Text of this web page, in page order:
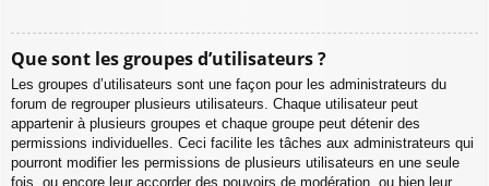
Que sont les groupes d’utilisateurs ?
Les groupes d’utilisateurs sont une façon pour les administrateurs du
forum de regrouper plusieurs utilisateurs. Chaque utilisateur peut
appartenir à plusieurs groupes et chaque groupe peut détenir des
permissions individuelles. Ceci facilite les tâches aux administrateurs qui
pourront modifier les permissions de plusieurs utilisateurs en une seule
fois, ou encore leur accorder des pouvoirs de modération, ou bien leur